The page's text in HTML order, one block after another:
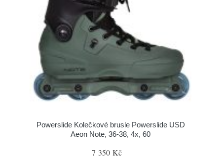
Powerslide Kolečkové brusle Powerslide USD
Aeon Note, 36-38, 4x, 60
7 350 Kč